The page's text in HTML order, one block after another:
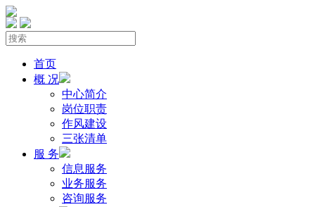
首页
概 况
中心简介
岗位职责
作风建设
三张清单
服 务
信息服务
业务服务
咨询服务